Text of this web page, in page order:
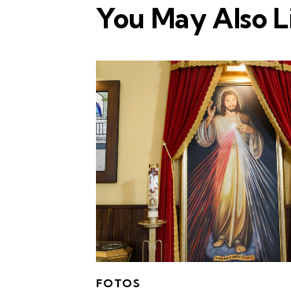
You May Also
FOTOS